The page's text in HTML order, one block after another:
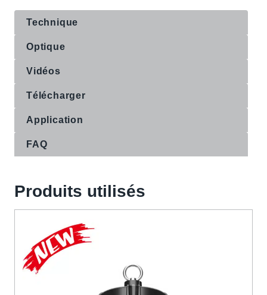
Technique
Optique
Vidéos
Télécharger
Application
FAQ
Produits utilisés